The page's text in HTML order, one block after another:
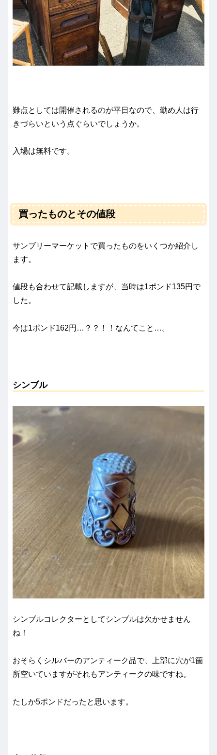
難点としては開催されるのが平日なので、勤め人は行
きづらいという点ぐらいでしょうか。
入場は無料です。
買ったものとその値段
サンブリーマーケットで買ったものをいくつか紹介し
ます。
値段も合わせて記載しますが、当時は1ポンド135円で
した。
今は1ポンド162円…？？！！なんてこと…。
シンブル
シンブルコレクターとしてシンブルは欠かせません
ね！
おそらくシルバーのアンティーク品で、上部に穴が1箇
所空いていますがそれもアンティークの味ですね。
たしか5ポンドだったと思います。